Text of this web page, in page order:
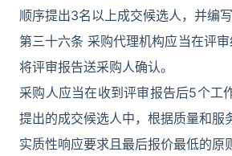
顺序提出3名以上成交候选人，并编写
第三十六条 采购代理机构应当在评
将评审报告送采购人确认。
采购人应当在收到评审报告后5个工
提出的成交候选人中，根据质量和服
实质性响应要求且最后报价最低的原